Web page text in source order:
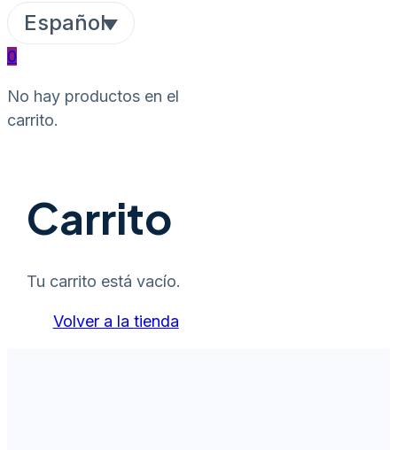
Español
0
No hay productos en el
carrito.
Carrito
Tu carrito está vacío.
Volver a la tienda